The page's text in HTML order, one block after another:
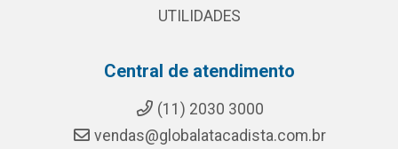
UTILIDADES
Central de atendimento
(11) 2030 3000
vendas@globalatacadista.com.br